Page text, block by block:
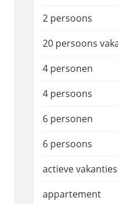
2 persoons
20 persoons
4 personen
4 persoons
6 personen
6 persoons
actieve vakanties
appartement